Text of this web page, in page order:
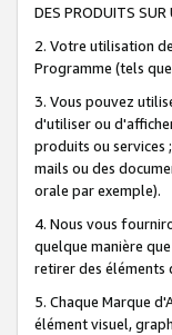
DES PRODUITS SUR
2. Votre utilisation
Programme (tels
3. Vous pouvez
d'utiliser ou
produits ou services
mails ou des
orale par exemple).
4. Nous vous
quelque manière
retirer des éléments
5. Chaque Marque
élément visuel,